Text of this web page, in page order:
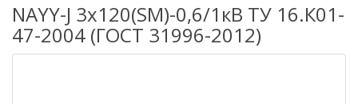
NAYY-J 3х120(SM)-0,6/1кВ ТУ 16.К01-
47-2004 (ГОСТ 31996-2012)